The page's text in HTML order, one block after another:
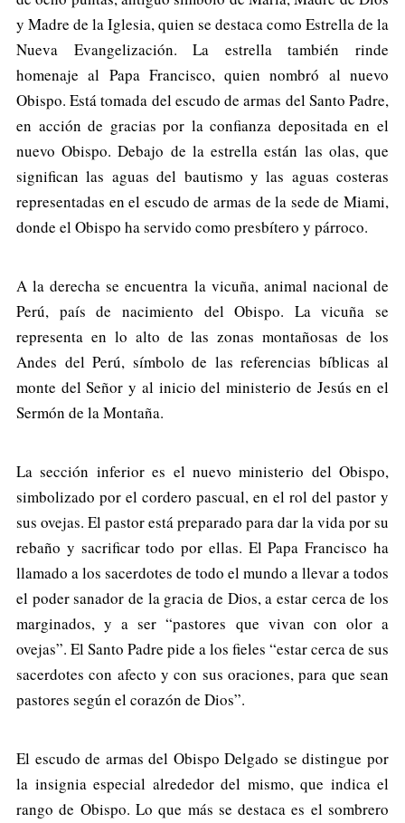
y Madre de la Iglesia, quien se destaca como Estrella de la
Nueva Evangelización. La estrella también rinde
homenaje al Papa Francisco, quien nombró al nuevo
Obispo. Está tomada del escudo de armas del Santo Padre,
en acción de gracias por la confianza depositada en el
nuevo Obispo. Debajo de la estrella están las olas, que
significan las aguas del bautismo y las aguas costeras
representadas en el escudo de armas de la sede de Miami,
donde el Obispo ha servido como presbítero y párroco.
A la derecha se encuentra la vicuña, animal nacional de
Perú, país de nacimiento del Obispo. La vicuña se
representa en lo alto de las zonas montañosas de los
Andes del Perú, símbolo de las referencias bíblicas al
monte del Señor y al inicio del ministerio de Jesús en el
Sermón de la Montaña.
La sección inferior es el nuevo ministerio del Obispo,
simbolizado por el cordero pascual, en el rol del pastor y
sus ovejas. El pastor está preparado para dar la vida por su
rebaño y sacrificar todo por ellas. El Papa Francisco ha
llamado a los sacerdotes de todo el mundo a llevar a todos
el poder sanador de la gracia de Dios, a estar cerca de los
marginados, y a ser “pastores que vivan con olor a
ovejas”. El Santo Padre pide a los fieles “estar cerca de sus
sacerdotes con afecto y con sus oraciones, para que sean
pastores según el corazón de Dios”.
El escudo de armas del Obispo Delgado se distingue por
la insignia especial alrededor del mismo, que indica el
rango de Obispo. Lo que más se destaca es el sombrero